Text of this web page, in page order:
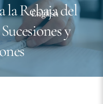
English
Rebaja del
y